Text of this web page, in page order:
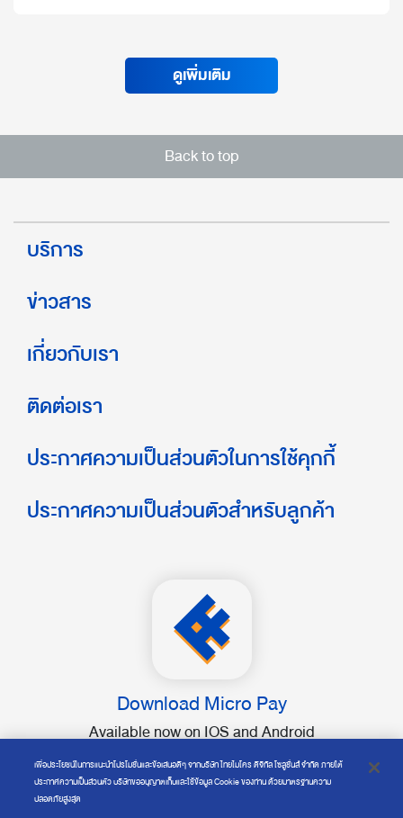
ดูเพิ่มเติม
Back to top
Download Micro Pay
Available now on IOS and Android
บริการ
ข่าวสาร
เกี่ยวกับเรา
ติดต่อเรา
ประกาศความเป็นส่วนตัวในการใช้คุกกี้
ประกาศความเป็นส่วนตัวสำหรับลูกค้า
เพื่อประโยชน์ในการแนะนำโปรโมชั่นและข้อเสนอดีๆ จากบริษัท ไทยไมโคร ดิจิทัล โซลูชั่นส์ จำกัด ภายใต้
ประกาศความเป็นส่วนตัว บริษัทขออนุญาตเก็บและใช้ข้อมูล Cookie ของท่าน ด้วยมาตรฐานความ
ปลอดภัยสูงสุด